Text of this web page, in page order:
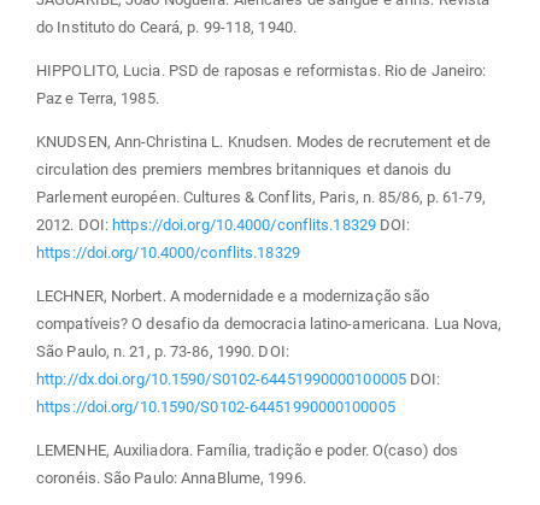
do Instituto do Ceará, p. 99-118, 1940.
HIPPOLITO, Lucia. PSD de raposas e reformistas. Rio de Janeiro:
Paz e Terra, 1985.
KNUDSEN, Ann-Christina L. Knudsen. Modes de recrutement et de
circulation des premiers membres britanniques et danois du
Parlement européen. Cultures & Conflits, Paris, n. 85/86, p. 61-79,
2012. DOI: https://doi.org/10.4000/conflits.18329DOI:
https://doi.org/10.4000/conflits.18329
LECHNER, Norbert. A modernidade e a modernização são
compatíveis? O desafio da democracia latino-americana. Lua Nova,
São Paulo, n. 21, p. 73-86, 1990. DOI:
http://dx.doi.org/10.1590/S0102-64451990000100005DOI:
https://doi.org/10.1590/S0102-64451990000100005
LEMENHE, Auxiliadora. Família, tradição e poder. O(caso) dos
coronéis. São Paulo: AnnaBlume, 1996.